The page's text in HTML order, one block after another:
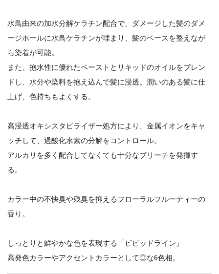
水鳥由来の加水分解ケラチン配合で、ダメージした髪のダメ
ージホールに水鳥ケラチンが埋まり、髪のベースを整えなが
ら染着が可能。
また、抱水性に優れたペーストとリキッドのオイルをブレン
ドし、水分や染料を抱え込んで髪に浸透。潤いのある髪に仕
上げ、色持ちもよくする。
高浸透オキシスタビライザー処方により、金属イオンをキャ
ッチして、過酸化水素の分解をコントロール。
アルカリを多く配合してなくても十分なブリーチを発揮す
る。
カラー中の不快臭や残臭を抑えるフローラルフルーティーの
香り。
しっとりと鮮やかな色を表現する「ビビッドライン」
高発色カラーやアクセントカラーとして◎な6色相。